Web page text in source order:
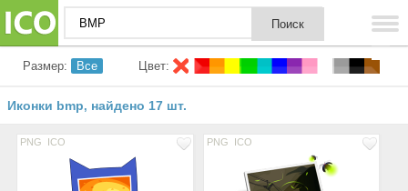
Размер: Все Цвет:
Иконки bmp, найдено 17 шт.
PNG ICO PNG ICO